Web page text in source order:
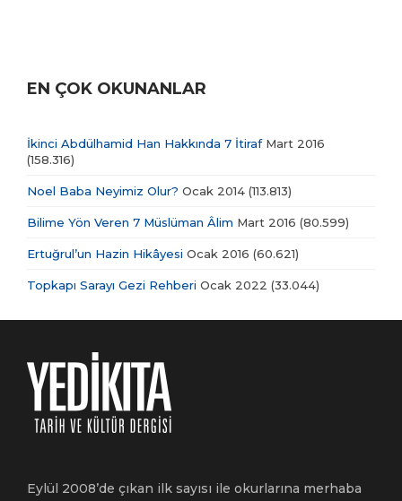
EN ÇOK OKUNANLAR
İkinci Abdülhamid Han Hakkında 7 İtirafMart 2016
(158.316)
Noel Baba Neyimiz Olur? Ocak 2014 (113.813)
Bilime Yön Veren 7 Müslüman Âlim Mart 2016 (80.599)
Ertuğrul’un Hazin Hikâyesi Ocak 2016 (60.621)
Topkapı Sarayı Gezi Rehberi Ocak 2022 (33.044)
Eylül 2008’de çıkan ilk sayısı ile okurlarına merhaba